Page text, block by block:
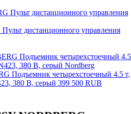
дистанционного управления
Подъемник четырехстоечный 4.5 т,
380 В, серый 399 500 RUB